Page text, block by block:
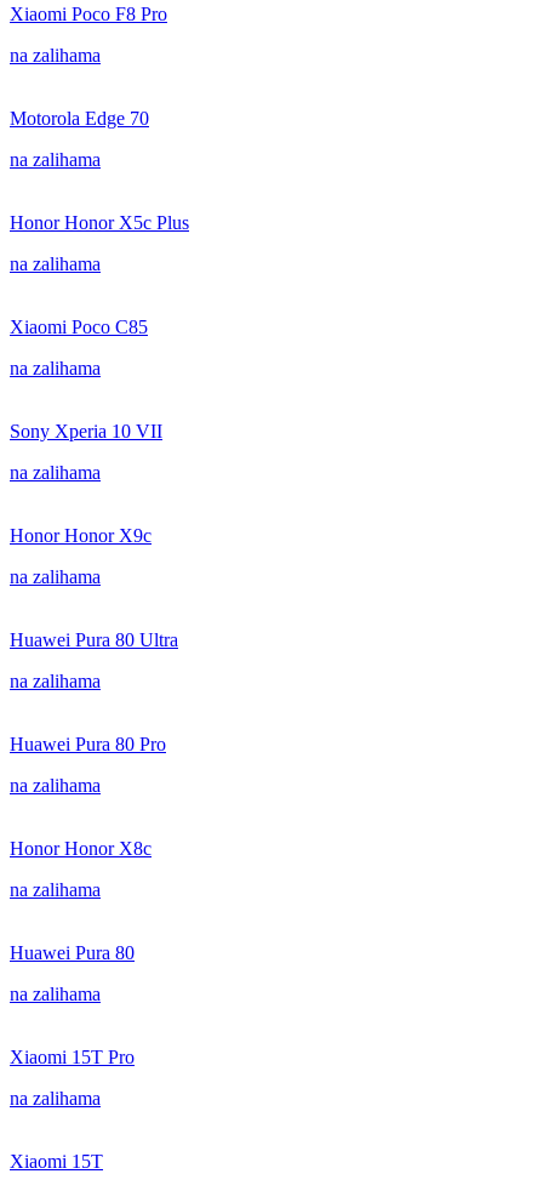
Xiaomi Poco F8 Pro
na zalihama
Motorola Edge 70
na zalihama
Honor Honor X5c Plus
na zalihama
Xiaomi Poco C85
na zalihama
Sony Xperia 10 VII
na zalihama
Honor Honor X9c
na zalihama
Huawei Pura 80 Ultra
na zalihama
Huawei Pura 80 Pro
na zalihama
Honor Honor X8c
na zalihama
Huawei Pura 80
na zalihama
Xiaomi 15T Pro
na zalihama
Xiaomi 15T